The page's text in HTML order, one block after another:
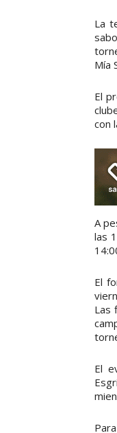
La
Mía
El
con
A
las
El
Las
El